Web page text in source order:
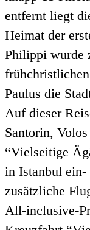
entfernt liegt
Heimat der
Philippi wurde
Paulus die
Auf dieser
Santorin,
“Vielseitige
in Istanbul ein-
zusätzliche
All-inclusive-